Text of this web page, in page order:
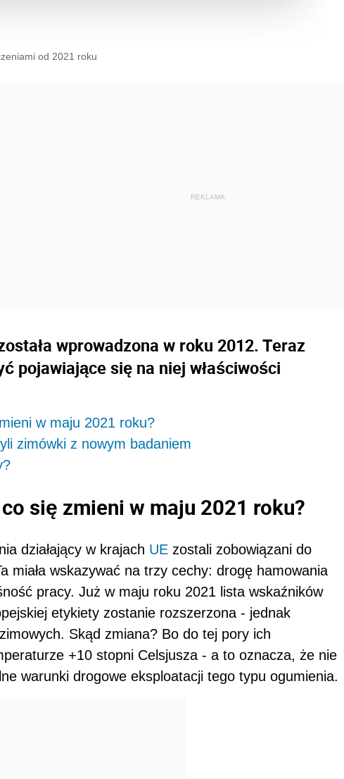
od 2021 roku
wprowadzona w roku 2012. Teraz
pojawiające się na niej właściwości
w maju 2021 roku?
zimówki z nowym badaniem
się zmieni w maju 2021 roku?
działający w krajach UE zostali zobowiązani do
miała wskazywać na trzy cechy: drogę hamowania
pracy. Już w maju roku 2021 lista wskaźników
etykiety zostanie rozszerzona - jednak
Skąd zmiana? Bo do tej pory ich
+10 stopni Celsjusza - a to oznacza, że nie
warunki drogowe eksploatacji tego typu ogumienia.